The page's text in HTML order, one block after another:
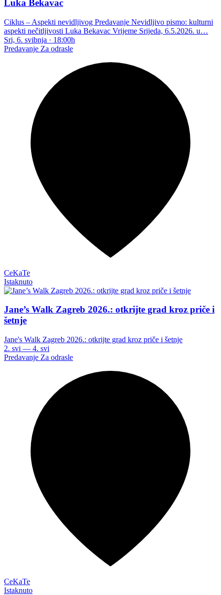
Luka Bekavac
Ciklus – Aspekti nevidljivog Predavanje Nevidljivo pismo: kulturni
aspekti nečitljivosti Luka Bekavac Vrijeme Srijeda, 6.5.2026. u…
Sri, 6. svibnja · 18:00h
Predavanje Za odrasle
CeKaTe
Istaknuto
Jane’s Walk Zagreb 2026.: otkrijte grad kroz priče i
šetnje
Jane's Walk Zagreb 2026.: otkrijte grad kroz priče i šetnje
2. svi — 4. svi
Predavanje Za odrasle
CeKaTe
Istaknuto